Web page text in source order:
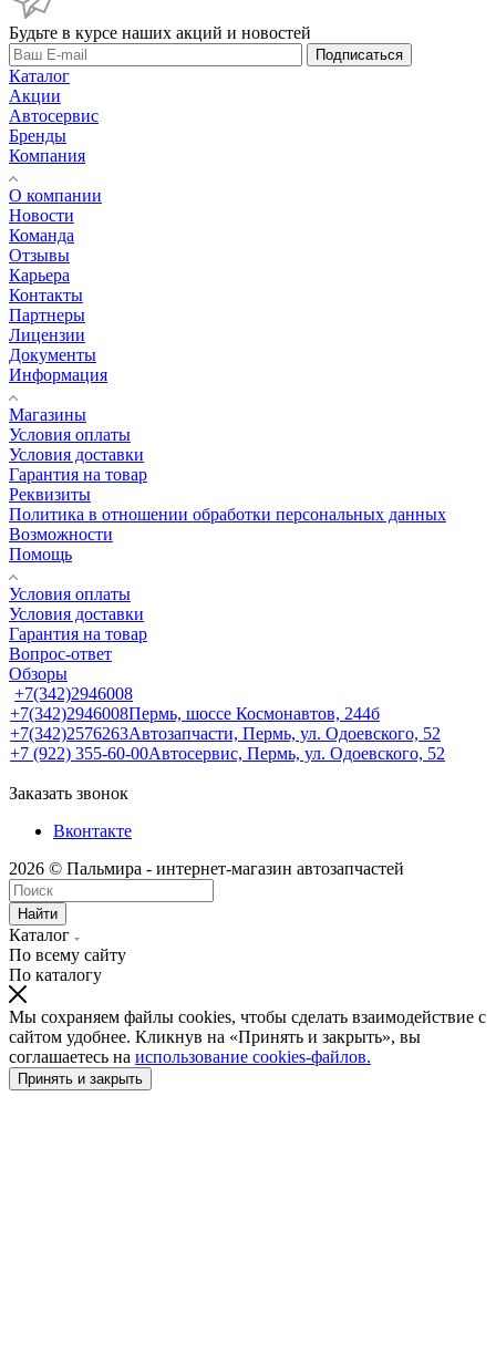
Будьте в курсе наших акций и новостей
Подписаться
Каталог
Акции
Автосервис
Бренды
Компания
О компании
Новости
Команда
Отзывы
Карьера
Контакты
Партнеры
Лицензии
Документы
Информация
Магазины
Условия оплаты
Условия доставки
Гарантия на товар
Реквизиты
Политика в отношении обработки персональных данных
Возможности
Помощь
Условия оплаты
Условия доставки
Гарантия на товар
Вопрос-ответ
Обзоры
+7(342)2946008
+7(342)2946008Пермь, шоссе Космонавтов, 244б
+7(342)2576263Автозапчасти, Пермь, ул. Одоевского, 52
+7 (922) 355-60-00Автосервис, Пермь, ул. Одоевского, 52
Заказать звонок
Вконтакте
2026 © Пальмира - интернет-магазин автозапчастей
Найти
Каталог
По всему сайту
По каталогу
Мы сохраняем файлы cookies, чтобы сделать взаимодействие с
сайтом удобнее. Кликнув на «Принять и закрыть», вы
соглашаетесь на использование cookies-файлов.
Принять и закрыть